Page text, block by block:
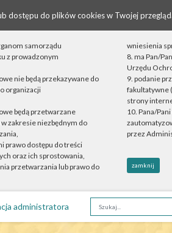
dostępu do plików cookies w Twojej
samorządu
z prowadzonym
nie będą przekazywane do
organizacji
będą przetwarzane
zakresie niezbędnym do
prawo dostępu do treści
oraz ich sprostowania,
przetwarzania lub prawo do
wniesienia
8. ma Pan/
Urzędu
9. podanie
fakultatywne
strony
10. Pana/
przez
zamknij
administratora
Fraza